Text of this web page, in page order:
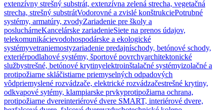
extenzívny strešný substrát, extenzívna zelená strecha, vegetačná
strecha, strešný substrátVodorovné a zvislé konštrukciePotrubné
systémy, armatúry, zvodyZariadenie pre školy a
posluchárneKancelárske zariadenieSiete na prenos údajov,
telekomunikácievodohospodárske a ekologické
systémyvetraniemostyzariadenie predajníschody, betónové schody,
exteriérpodlahové systémy, športové povrchyarchitektonické
službystrešné, betónové krytinyelektroinštalačné systémyizolačné a
protipožiarne skláčistiarne priemyselných odpadových
vôdpriemyslené rozvádzače, elektrické rozvádzačestrešné krytiny,
odkvapové sytémy, klampiarske prvkyprotipožiarna ochrana,
protipožiarne dvereinteriérové dvere SMART, interiérové dvere,